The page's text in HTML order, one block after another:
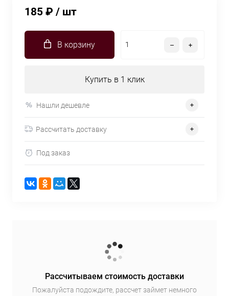
185 ₽ / шт
В корзину
Купить в 1 клик
Нашли дешевле
Рассчитать доставку
Под заказ
Рассчитываем стоимость доставки
Пожалуйста подождите, рассчет займет немного